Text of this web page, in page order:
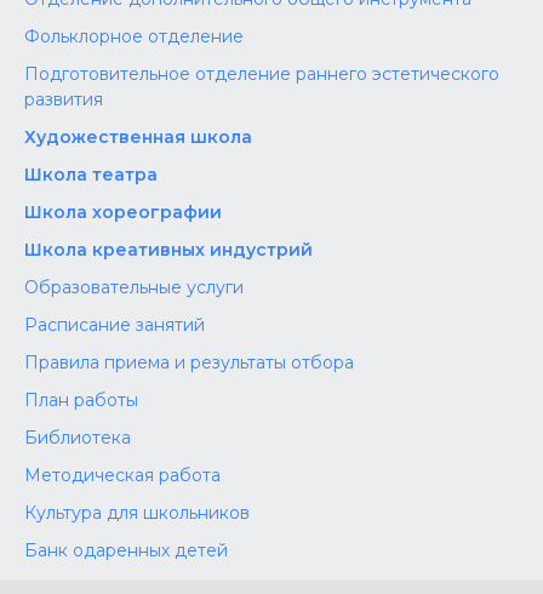
Фольклорное отделение
Подготовительное отделение раннего эстетического
развития
Художественная школа
Школа‌‌‌‌ театра
Школа хореографии
Школа креативных индустрий
Образовательные услуги
Расписание занятий
Правила приема и результаты отбора
План работы
Библиотека
Методическая работа
Культура для школьников
Банк одаренных детей